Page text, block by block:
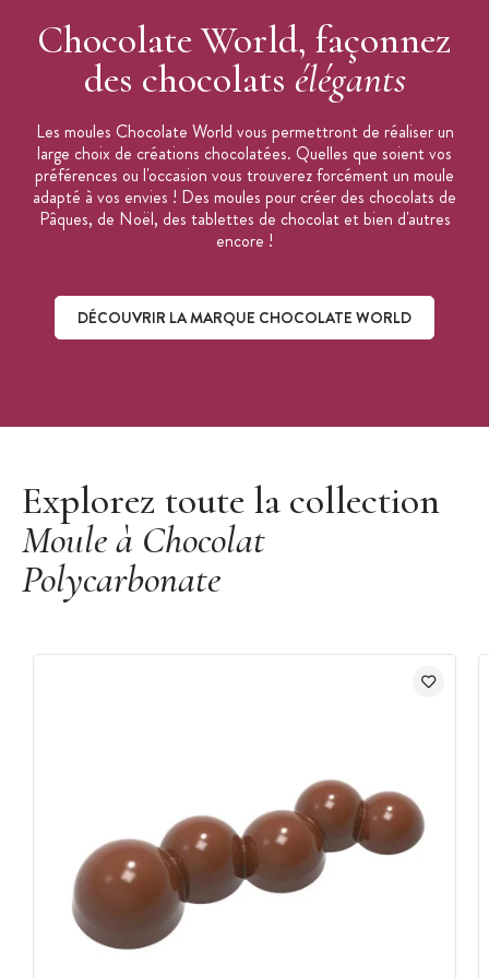
Chocolate World, façonnez
des chocolats élégants
Les moules Chocolate World vous permettront de réaliser un
large choix de créations chocolatées. Quelles que soient vos
préférences ou l'occasion vous trouverez forcément un moule
adapté à vos envies ! Des moules pour créer des chocolats de
Pâques, de Noël, des tablettes de chocolat et bien d'autres
encore !
DÉCOUVRIR LA MARQUE CHOCOLATE WORLD
Explorez toute la collection
Moule à Chocolat
Polycarbonate